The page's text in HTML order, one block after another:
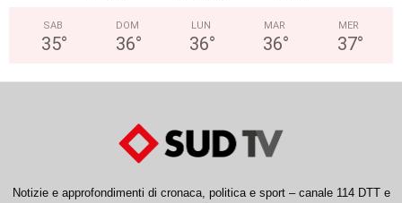
SAB
35°
DOM
36°
LUN
36°
MAR
36°
MER
37°
Notizie e approfondimenti di cronaca, politica e sport – canale 114 DTT e